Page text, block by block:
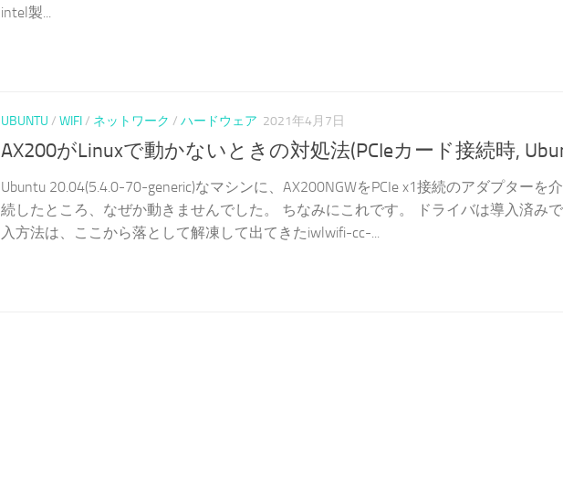
intel製...
UBUNTU / WIFI/ ネットワーク / ハードウェア 2021年4月7日
AX200がLinuxで動かないときの対処法(PCIeカード接続時,
Ubuntu 20.04(5.4.0-70-generic)なマシンに、AX200NGWをPCIe x1接続のアダプターを
続したところ、なぜか動きませんでした。 ちなみにこれです。 ドライバは導入済み
入方法は、ここから落として解凍して出てきたiwlwifi-cc-...